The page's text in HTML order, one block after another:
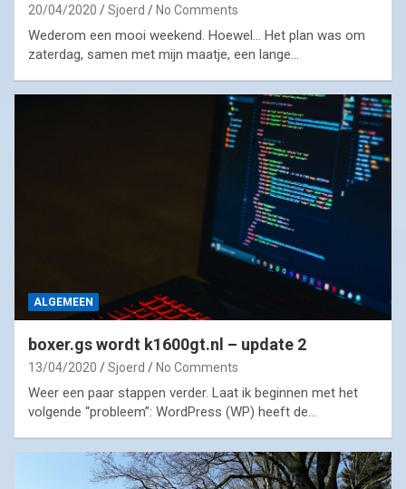
20/04/2020 Sjoerd No Comments
Wederom een mooi weekend. Hoewel… Het plan was om
zaterdag, samen met mijn maatje, een lange…
ALGEMEEN
boxer.gs wordt k1600gt.nl – update 2
13/04/2020 Sjoerd No Comments
Weer een paar stappen verder. Laat ik beginnen met het
volgende “probleem”: WordPress (WP) heeft de…